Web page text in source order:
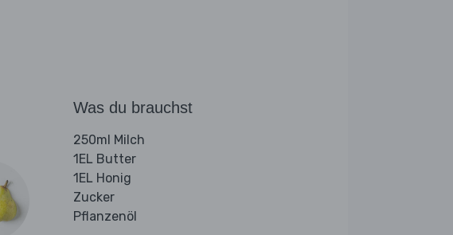
Was du brauchst
250ml Milch
1EL Butter
1EL Honig
Zucker
Pflanzenöl